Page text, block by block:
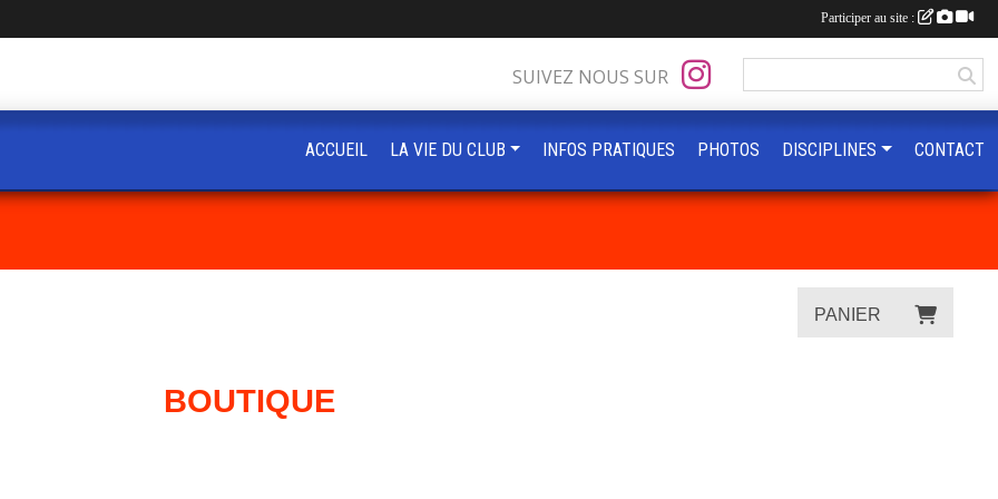
PANIER
BOUTIQUE
SUIVEZ NOUS SUR
ACCUEIL LA VIE DU CLUB INFOS PRATIQUES PHOTOS DISCIPLINES CONTACT
Participer au site :